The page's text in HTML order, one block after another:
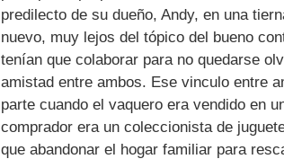
predilecto de su dueño, Andy, en una
nuevo, muy lejos del tópico del bueno
tenían que colaborar para no quedarse
amistad entre ambos. Ese vinculo entre
parte cuando el vaquero era vendido en
comprador era un coleccionista de
que abandonar el hogar familiar para